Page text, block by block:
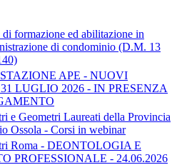
formazione ed abilitazione in
di condominio (D.M. 13
APE - NUOVI
LUGLIO 2026 - IN PRESENZA
e Geometri Laureati della Provincia
Ossola - Corsi in webinar
Roma - DEONTOLOGIA E
PROFESSIONALE - 24.06.2026